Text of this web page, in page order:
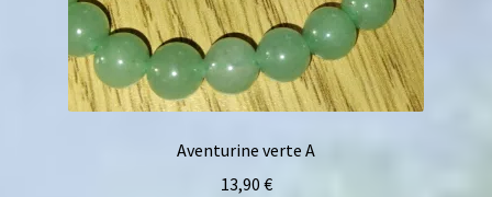
Aventurine verte A
13,90 €